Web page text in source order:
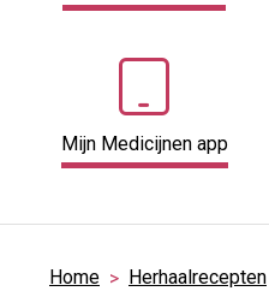
Mijn Medicijnen app
Home Herhaalrecepten